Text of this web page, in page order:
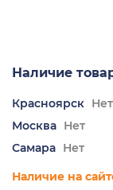
Наличие
Красноярск Нет
Москва Нет
Самара Нет
Наличие на